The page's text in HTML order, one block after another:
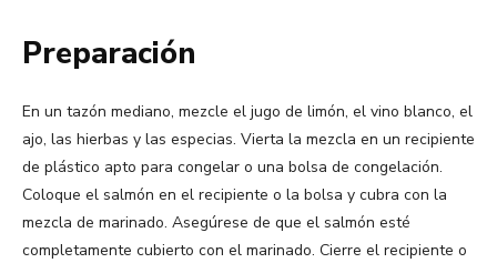
Preparación
En un tazón mediano, mezcle el jugo de limón, el vino blanco, el
ajo, las hierbas y las especias. Vierta la mezcla en un recipiente
de plástico apto para congelar o una bolsa de congelación.
Coloque el salmón en el recipiente o la bolsa y cubra con la
mezcla de marinado. Asegúrese de que el salmón esté
completamente cubierto con el marinado. Cierre el recipiente o